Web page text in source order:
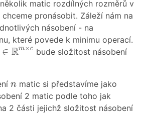
matic rozdílných rozměrů v
pronásobit. Záleží nám na
násobení - na
které povede k minimu operací.
∈ Rm×c
Rm×c bude složitost násobení
n
n matic si představíme jako
2 matic podle toho jak
2 části jejichž složitost násobení